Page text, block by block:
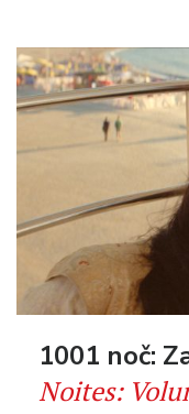
1001 noč:
Noites: